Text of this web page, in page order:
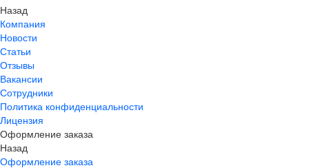
Назад
Компания
Новости
Статьи
Отзывы
Вакансии
Сотрудники
Политика конфиденциальности
Лицензия
Оформление заказа
Назад
Оформление заказа